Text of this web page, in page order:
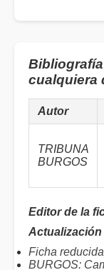
cualquiera
Autor
TRIBUNA
BURGOS
Editor de la
Actualización
Ficha
BURGOS: